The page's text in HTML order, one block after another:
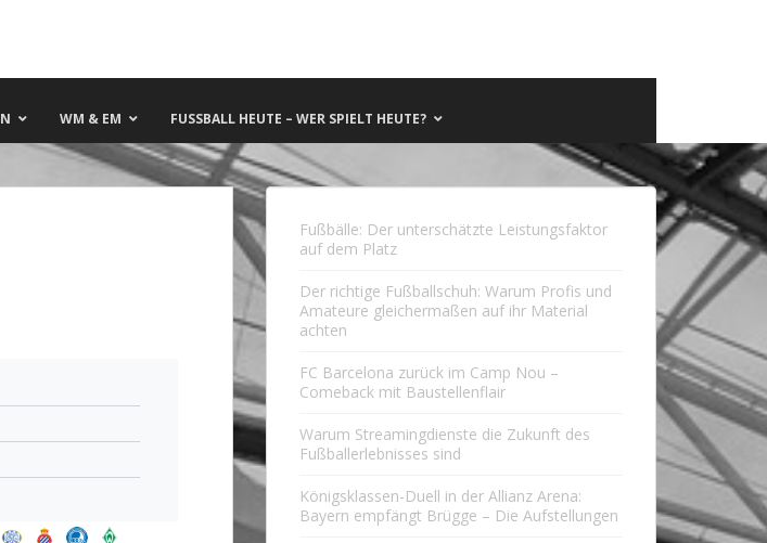
WM & EM FUSSBALL HEUTE – WER SPIELT HEUTE?
Fußbälle: Der unterschätzte Leistungsfaktor
auf dem Platz
Der richtige Fußballschuh: Warum Profis und
Amateure gleichermaßen auf ihr Material
achten
FC Barcelona zurück im Camp Nou –
Comeback mit Baustellenflair
Warum Streamingdienste die Zukunft des
Fußballerlebnisses sind
Königsklassen-Duell in der Allianz Arena:
Bayern empfängt Brügge – Die Aufstellungen